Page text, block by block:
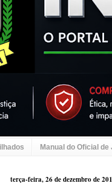
Manual do Oficial
terça-feira, 26 de dezembro de